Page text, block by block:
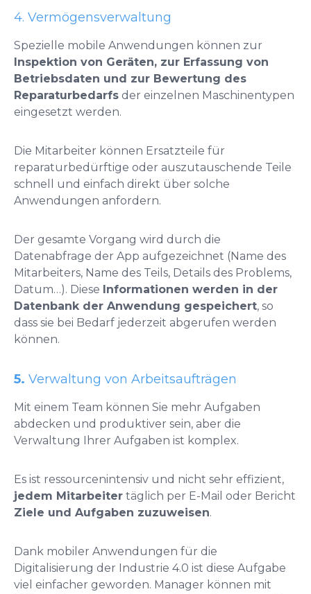
4. Vermögensverwaltung
Spezielle mobile Anwendungen können zur
Inspektion von Geräten, zur Erfassung von
Betriebsdaten und zur Bewertung des
Reparaturbedarfs der einzelnen Maschinentypen
eingesetzt werden.
Die Mitarbeiter können Ersatzteile für
reparaturbedürftige oder auszutauschende Teile
schnell und einfach direkt über solche
Anwendungen anfordern.
Der gesamte Vorgang wird durch die
Datenabfrage der App aufgezeichnet (Name des
Mitarbeiters, Name des Teils, Details des Problems,
Datum…). Diese Informationen werden in der
Datenbank der Anwendung gespeichert, so
dass sie bei Bedarf jederzeit abgerufen werden
können.
5. Verwaltung von Arbeitsaufträgen
Mit einem Team können Sie mehr Aufgaben
abdecken und produktiver sein, aber die
Verwaltung Ihrer Aufgaben ist komplex.
Es ist ressourcenintensiv und nicht sehr effizient,
jedem Mitarbeiter täglich per E-Mail oder Bericht
Ziele und Aufgaben zuzuweisen.
Dank mobiler Anwendungen für die
Digitalisierung der Industrie 4.0 ist diese Aufgabe
viel einfacher geworden. Manager können mit